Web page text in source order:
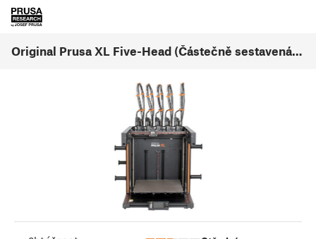
Original Prusa XL Five-Head (Částečně sestavená) (1.08)